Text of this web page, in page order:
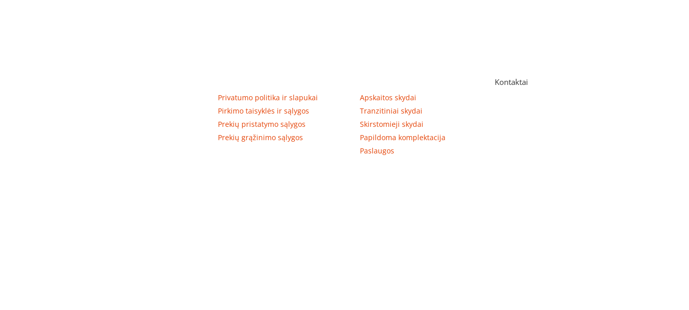
Privatumo politika ir slapukai
Pirkimo taisyklės ir sąlygos
Prekių pristatymo sąlygos
Prekių grąžinimo sąlygos
Apskaitos skydai
Tranzitiniai skydai
Skirstomieji skydai
Papildoma komplektacija
Paslaugos
Kontaktai